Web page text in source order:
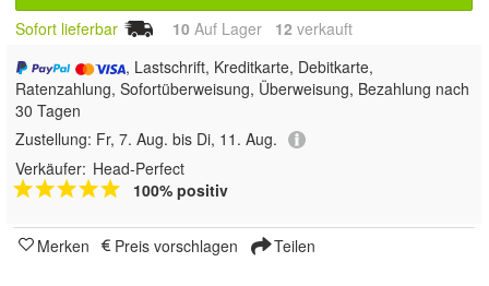
Sofort lieferbar 10 Auf Lager 12 verkauft
, Lastschrift, Kreditkarte, Debitkarte,
Ratenzahlung, Sofortüberweisung, Überweisung, Bezahlung nach
30 Tagen
Zustellung: Fr, 7. Aug. bis Di, 11. Aug.
Verkäufer: Head-Perfect
100% positiv
Merken Preis vorschlagen Teilen